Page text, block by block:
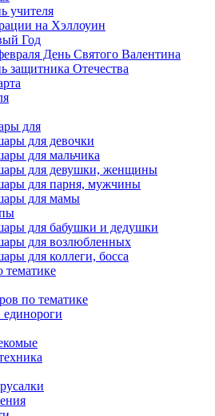
учителя
на Хэллоуин
Год
День Святого Валентина
защитника Отечества
для
для девочки
для мальчика
для девушки, женщины
для парня, мужчины
для мамы
для бабушки и дедушки
для возлюбленных
для коллеги, босса
тематике
по тематике